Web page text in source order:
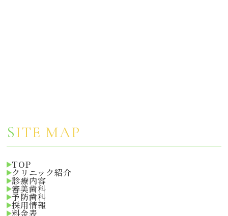
SITE MAP
TOP
クリニック紹介
診療内容
審美歯科
予防歯科
採用情報
料金表